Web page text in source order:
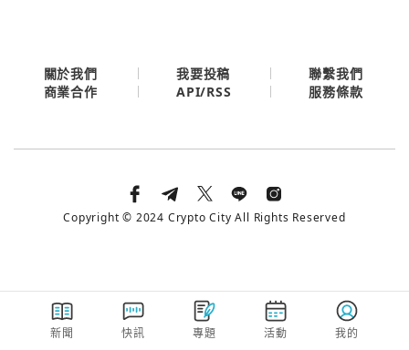
繼續表示您已同意 服務條款與隱私政策
新聞 快訊 專題 活動 我的
關於我們 我要投稿
聯繫我們
商業合作
API/RSS 服務條款
Copyright © 2024 Crypto City All Rights Reserved